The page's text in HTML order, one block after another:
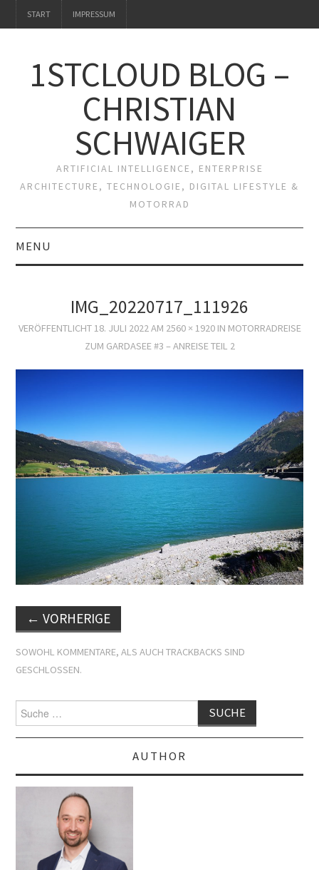
START IMPRESSUM
1STCLOUD BLOG –
CHRISTIAN
SCHWAIGER
ARTIFICIAL INTELLIGENCE, ENTERPRISE
ARCHITECTURE, TECHNOLOGIE, DIGITAL LIFESTYLE &
MOTORRAD
MENU
IMPRESSUMIMG_20220717_111926
VERÖFFENTLICHT18. JULI 2022AM 2560 × 1920IN MOTORRADREISE
ZUM GARDASEE #3 – ANREISE TEIL 2
← VORHERIGE
SOWOHL KOMMENTARE, ALS AUCH TRACKBACKS SIND
GESCHLOSSEN.
Suche
nach:
AUTHOR